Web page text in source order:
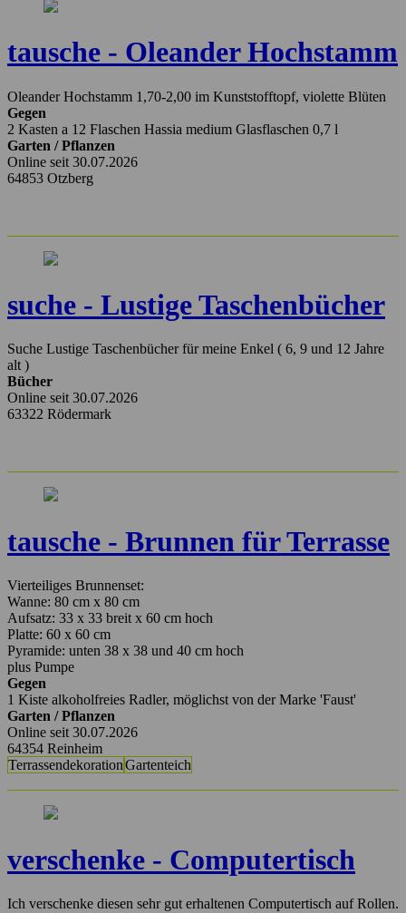
tausche - Oleander Hochstamm
Oleander Hochstamm 1,70-2,00 im Kunststofftopf, violette Blüten
Gegen
2 Kasten a 12 Flaschen Hassia medium Glasflaschen 0,7 l
Garten / Pflanzen
Online seit 30.07.2026
64853 Otzberg
suche - Lustige Taschenbücher
Suche Lustige Taschenbücher für meine Enkel ( 6, 9 und 12 Jahre
alt )
Bücher
Online seit 30.07.2026
63322 Rödermark
tausche - Brunnen für Terrasse
Vierteiliges Brunnenset:
Wanne: 80 cm x 80 cm
Aufsatz: 33 x 33 breit x 60 cm hoch
Platte: 60 x 60 cm
Pyramide: unten 38 x 38 und 40 cm hoch
plus Pumpe
Gegen
1 Kiste alkoholfreies Radler, möglichst von der Marke 'Faust'
Garten / Pflanzen
Online seit 30.07.2026
64354 Reinheim
TerrassendekorationGartenteich
verschenke - Computertisch
Ich verschenke diesen sehr gut erhaltenen Computertisch auf Rollen.